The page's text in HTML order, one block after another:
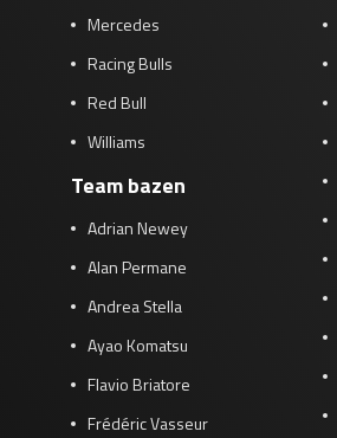
Mercedes
Racing Bulls
Red Bull
Williams
Team bazen
Adrian Newey
Alan Permane
Andrea Stella
Ayao Komatsu
Flavio Briatore
Frédéric Vasseur